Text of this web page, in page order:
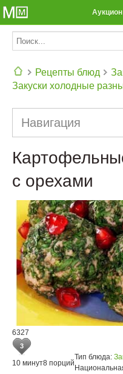
Аукцион
Рецепты блюд
Закуски холодные
Навигация
с орехами
6327
3
10 минут8 порций
Тип блюда: